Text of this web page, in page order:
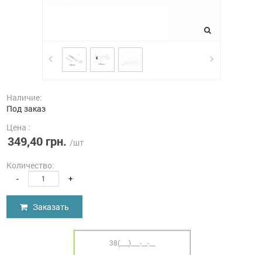
Наличие:
Под заказ
Цена :
349,40 грн. /шт
Количество:
- +
Заказать